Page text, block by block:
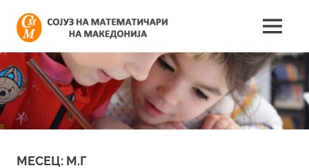
content
на
на
информации
поврзани
со
работата
на
MENU
МЕСЕЦ: М.Г